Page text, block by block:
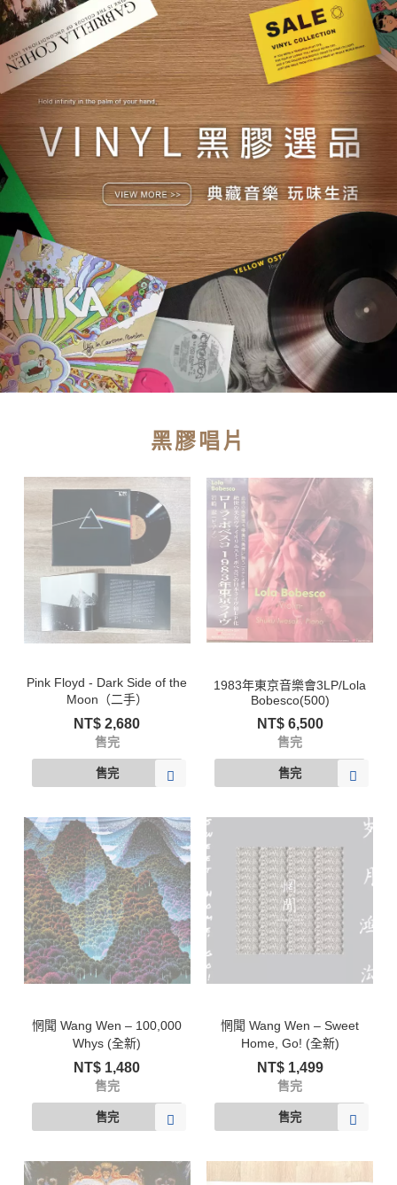
黑膠唱片
Pink Floyd - Dark Side of the
Moon（二手）
NT$2,680
售完
1983年東京音樂會3LP/Lola
Bobesco(500)
NT$ 6,500
售完
惘聞 Wang Wen – 100​,​000
Whys (全新)
NT$ 1,480
售完
惘聞 Wang Wen – Sweet
Home, Go! (全新)
NT$ 1,499
售完